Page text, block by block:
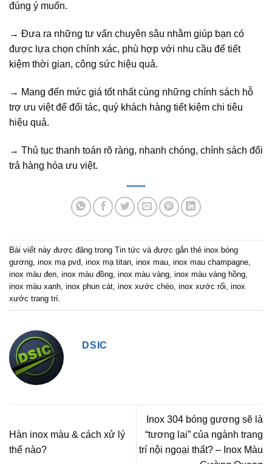
đúng ý muốn.
→ Đưa ra những tư vấn chuyên sâu nhằm giúp bạn có
được lựa chọn chính xác, phù hợp với nhu cầu để tiết
kiệm thời gian, công sức hiệu quả.
→ Mang đến mức giá tốt nhất cùng những chính sách hỗ
trợ ưu việt để đối tác, quý khách hàng tiết kiệm chi tiêu
hiệu quả.
→ Thủ tục thanh toán rõ ràng, nhanh chóng, chính sách đổi
trả hàng hóa ưu việt.
Bài viết này được đăng trong Tin tức và được gắn thẻ inox bóng
gương inox mạ pvd inox mạ titan inox mau inox mau champagne
inox màu đen inox màu đồng inox màu vàng inox màu vàng hồng
inox màu xanh inox phun cát inox xước chéo inox xước rối inox
xước trang trí
DSIC
Hàn inox màu & cách xử lý
thế nào?
Inox 304 bóng gương sẽ là
“tương lai” của ngành trang
trí nội ngoại thất? – Inox Màu